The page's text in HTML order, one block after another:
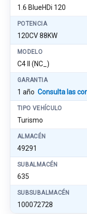
1.6 BlueHDi 120
POTENCIA
120CV 88KW
MODELO
C4 II (NC_)
GARANTIA
1 año Consulta las
TIPO VEHÍCULO
Turismo
ALMACÉN
49291
SUBALMACÉN
635
SUBSUBALMACÉN
100072728